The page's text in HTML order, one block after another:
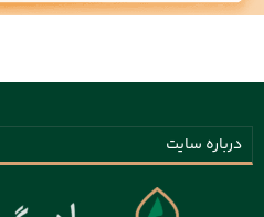
درباره سایت